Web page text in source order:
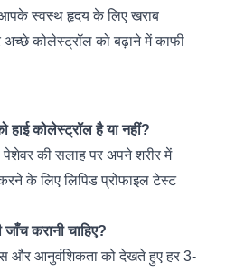
स्वस्थ हृदय के लिए खराब
कोलेस्ट्रॉल को बढ़ाने में काफी
हाई कोलेस्ट्रॉल है या नहीं?
की सलाह पर अपने शरीर में
के लिए लिपिड प्रोफाइल टेस्ट
करानी चाहिए?
और आनुवंशिकता को देखते हुए हर 3-